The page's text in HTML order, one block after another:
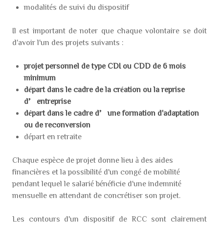
modalités de suivi du dispositif
Il est important de noter que chaque volontaire se doit
d'avoir l'un des projets suivants :
projet personnel de type CDI ou CDD de 6 mois
minimum
départ dans le cadre de la création ou la reprise
d’entreprise
départ dans le cadre d’une formation d'adaptation
ou de reconversion
départ en retraite
Chaque espèce de projet donne lieu à des aides
financières et la possibilité d'un congé de mobilité
pendant lequel le salarié bénéficie d'une indemnité
mensuelle en attendant de concrétiser son projet.
Les contours d'un dispositif de RCC sont clairement